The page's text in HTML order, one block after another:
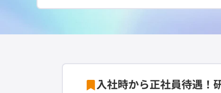
入社時から正社員待遇！